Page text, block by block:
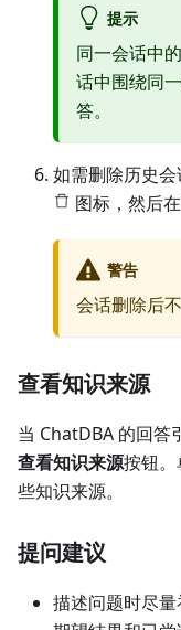
提示
同一会话中
话中围绕同
答。
如需删除历史
图标，然后
警告
会话删除后
查看知识来源
当 ChatDBA 的回答
查看知识来源按钮
些知识来源。
提问建议
描述问题时尽量